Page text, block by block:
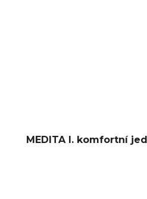
MEDITA I. komfortní